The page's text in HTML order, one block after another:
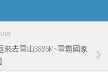
去雪山3886M~雪霸國家